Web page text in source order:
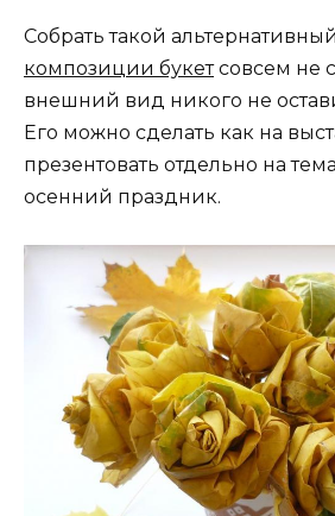
Собрать такой альтернативный
композиции букетсовсем не
внешний вид никого не
Его можно сделать как на
презентовать отдельно на
осенний праздник.